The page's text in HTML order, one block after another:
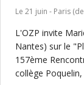
Le 21 juin - Paris
L'OZP invite
Nantes) sur le
157ème
collège